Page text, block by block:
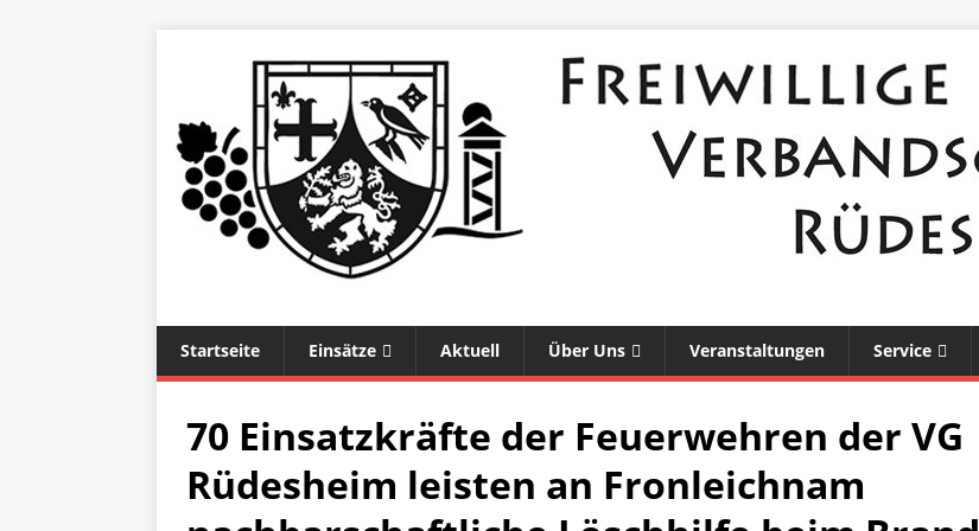
Startseite Einsätze Aktuell Über Uns Veranstaltungen Service
70 Einsatzkräfte der Feuerwehren der VG
Rüdesheim leisten an Fronleichnam